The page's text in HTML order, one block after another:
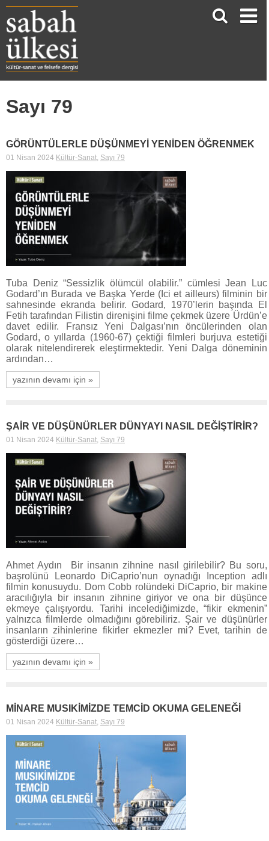
Sayı 79
GÖRÜNTÜLERLE DÜŞÜNMEYİ YENİDEN ÖĞRENMEK
01 Nisan 2024 Kültür-Sanat, Sayı 79
Tuba Deniz “Sessizlik ölümcül olabilir.” cümlesi Jean Luc
Godard’ın Burada ve Başka Yerde (Ici et ailleurs) filminin bir
sahnesinde ekranda belirir. Godard, 1970’lerin başında El
Fetih tarafından Filistin direnişini filme çekmek üzere Ürdün’e
davet edilir. Fransız Yeni Dalgası’nın öncülerinden olan
Godard, o yıllarda (1960-67) çektiği filmleri burjuva estetiği
olarak nitelendirerek eleştirmektedir. Yeni Dalga döneminin
ardından…
yazının devamı için »
ŞAİR VE DÜŞÜNÜRLER DÜNYAYI NASIL DEĞİŞTİRİR?
01 Nisan 2024 Kültür-Sanat, Sayı 79
Ahmet Aydın Bir insanın zihnine nasıl girilebilir? Bu soru,
başrolünü Leonardo DiCaprio’nun oynadığı Inception adlı
filmin konusuydu. Dom Cobb rolündeki DiCaprio, bir makine
aracılığıyla bir insanın zihnine giriyor ve ona bir düşünce
ekmeye çalışıyordu. Tarihi incelediğimizde, “fikir ekmenin”
yalnızca filmlerde olmadığını görebiliriz. Şair ve düşünürler
insanların zihinlerine fikirler ekmezler mi? Evet, tarihin de
gösterdiği üzere…
yazının devamı için »
MİNARE MUSIKİMİZDE TEMCİD OKUMA GELENEĞİ
01 Nisan 2024 Kültür-Sanat, Sayı 79